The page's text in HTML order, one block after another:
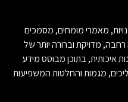
מאמרי מומחים, מסמכים
מדויקת וברורה יותר של
איכותית, בתוכן מבוסס מידע
מגמות והחלטות המשפיעות